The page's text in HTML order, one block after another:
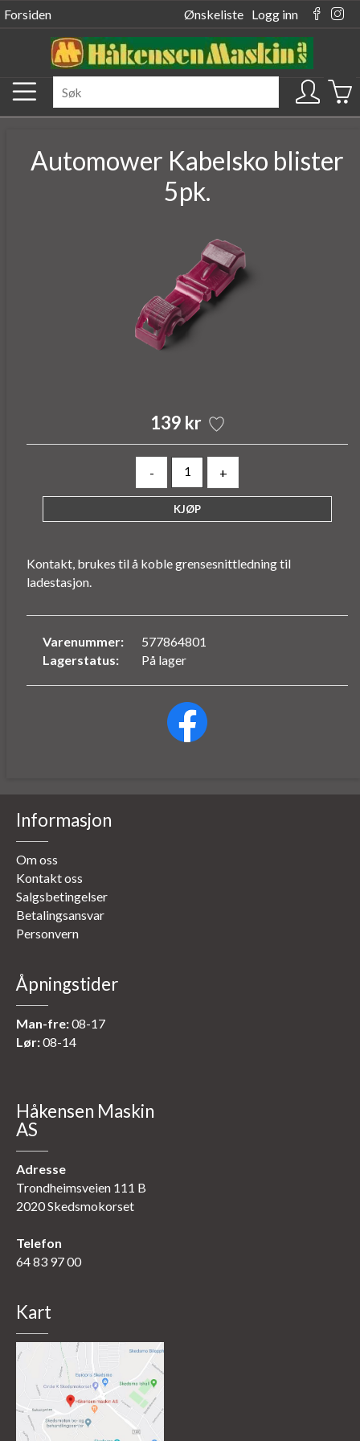
Forsiden Ønskeliste Logg inn
Automower Kabelsko blister
5pk.
139 kr
- +
Varenummer:
577864801
Lagerstatus:
På lager
Kontakt, brukes til å koble grensesnittledning til
ladestasjon.
Informasjon
Om oss
Kontakt oss
Salgsbetingelser
Betalingsansvar
Personvern
Åpningstider
Man-fre:08-17
Lør:08-14
Håkensen Maskin
AS
Adresse
Trondheimsveien 111 B
2020 Skedsmokorset
Telefon
64 83 97 00
Kart